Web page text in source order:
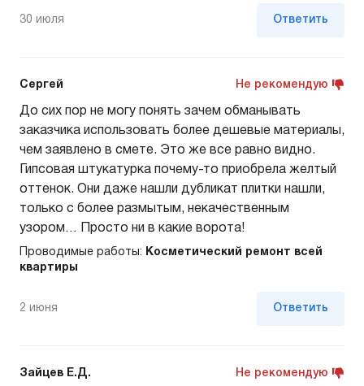
30 июля Ответить
Сергей Не рекомендую
До сих пор не могу понять зачем обманывать
заказчика использовать более дешевые материалы,
чем заявлено в смете. Это же все равно видно.
Гипсовая штукатурка почему-то приобрела желтый
оттенок. Они даже нашли дубликат плитки нашли,
только с более размытым, некачественным
узором… Просто ни в какие ворота!
Проводимые работы:
Косметический ремонт всей
квартиры
2 июня Ответить
Зайцев Е.Д. Не рекомендую